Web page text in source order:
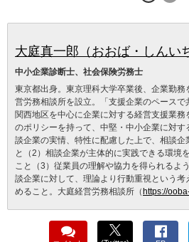
大庭真一郎（おおば・しんい
中小企業診断士、社会保険労務士
東京都出身。東京理科大学卒業後、企業勤
営労務相談所を設立。「支援企業のペースで
関西地区を中心に企業に対する経営支援業
のポリシーを持って、中堅・中小企業に対
談企業の実情、特性に配慮した上で、相談企
と（2）相談企業が主体的に実践できる環境
こと（3）従業員の理解や協力を得られるよ
談企業に対して、理論より行動重視という
めること。大庭経営労務相談所（https://